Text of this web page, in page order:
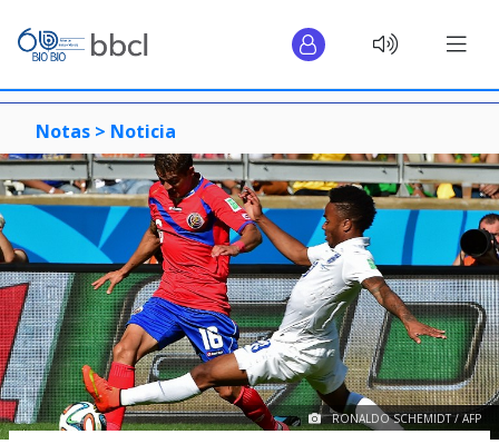
Notas > Noticia
RONALDO SCHEMIDT / AFP